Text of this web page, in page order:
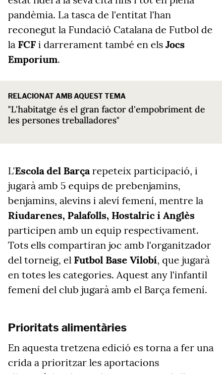
pandèmia. La tasca de l'entitat l'han
reconegut la Fundació Catalana de Futbol de
la FCFi darrerament també en els Jocs
Emporium.
RELACIONAT AMB AQUEST TEMA
"L'habitatge és el gran factor d'empobriment de
les persones treballadores"
L'Escola del Barçarepeteix participació, i
jugarà amb 5 equips de prebenjamins,
benjamins, alevins i aleví femení, mentre la
Riudarenes, Palafolls, Hostalric i Anglès
participen amb un equip respectivament.
Tots ells compartiran joc amb l'organitzador
del torneig, el Futbol Base Vilobí, que jugarà
en totes les categories. Aquest any l'infantil
femení del club jugarà amb el Barça femení.
Prioritats alimentàries
En aquesta tretzena edició es torna a fer una
crida a prioritzar les aportacions